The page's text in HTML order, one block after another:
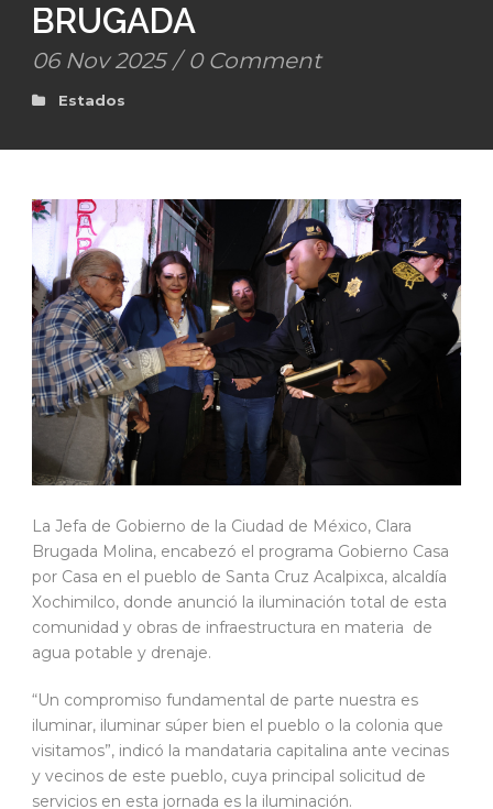
BRUGADA
06 Nov 2025 / 0 Comment
Estados
La Jefa de Gobierno de la Ciudad de México, Clara
Brugada Molina, encabezó el programa Gobierno Casa
por Casa en el pueblo de Santa Cruz Acalpixca, alcaldía
Xochimilco, donde anunció la iluminación total de esta
comunidad y obras de infraestructura en materia de
agua potable y drenaje.
“Un compromiso fundamental de parte nuestra es
iluminar, iluminar súper bien el pueblo o la colonia que
visitamos”, indicó la mandataria capitalina ante vecinas
y vecinos de este pueblo, cuya principal solicitud de
servicios en esta jornada es la iluminación.